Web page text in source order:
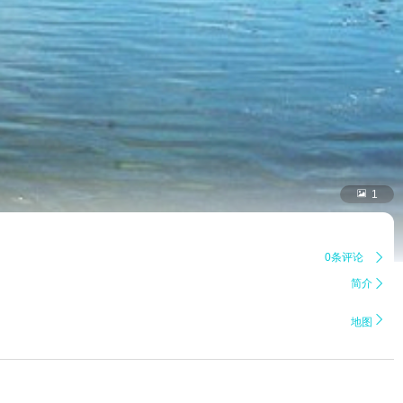
 1
0条评论 
简介 
地图 